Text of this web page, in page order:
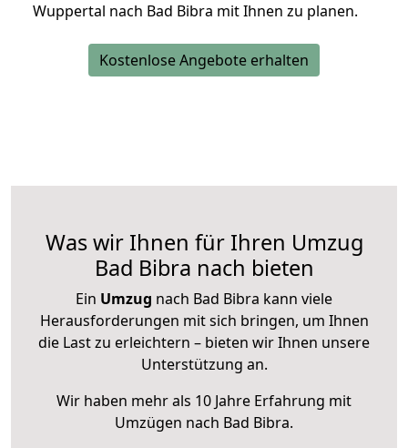
Wuppertal nach Bad Bibra mit Ihnen zu planen.
Kostenlose Angebote erhalten
Was wir Ihnen für Ihren Umzug
Bad Bibra nach bieten
Ein Umzug nach Bad Bibra kann viele
Herausforderungen mit sich bringen, um Ihnen
die Last zu erleichtern – bieten wir Ihnen unsere
Unterstützung an.
Wir haben mehr als 10 Jahre Erfahrung mit
Umzügen nach Bad Bibra.